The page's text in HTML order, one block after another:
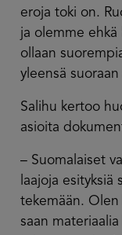
eroja toki on.
ja olemme ehkä
ollaan
yleensä suoraan
Salihu kertoo
asioita
– Suomalaiset
laajoja
tekemään.
saan